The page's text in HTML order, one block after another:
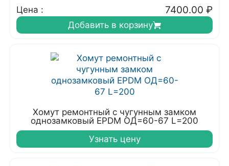
Цена :
7400.00 ₽
Добавить в корзину
Хомут ремонтный с чугунным замком
однозамковый EPDM ОД=60-67 L=200
Узнать цену